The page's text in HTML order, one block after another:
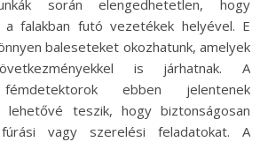
során elengedhetetlen, hogy
a falakban futó vezetékek helyével. E
baleseteket okozhatunk, amelyek
is járhatnak. A
ebben jelentenek
lehetővé teszik, hogy biztonságosan
vagy szerelési feladatokat. A